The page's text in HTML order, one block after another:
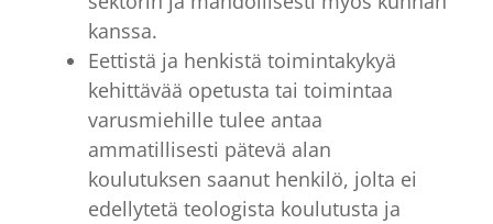
kanssa.
Eettistä ja henkistä toimintakykyä
kehittävää opetusta tai toimintaa
varusmiehille tulee antaa
ammatillisesti pätevä alan
koulutuksen saanut henkilö, jolta ei
edellytetä teologista koulutusta ja